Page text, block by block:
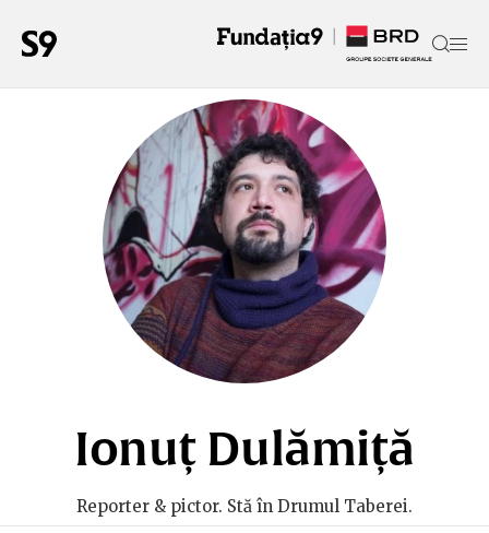
Ionuț Dulămiță
Reporter & pictor. Stă în Drumul Taberei.